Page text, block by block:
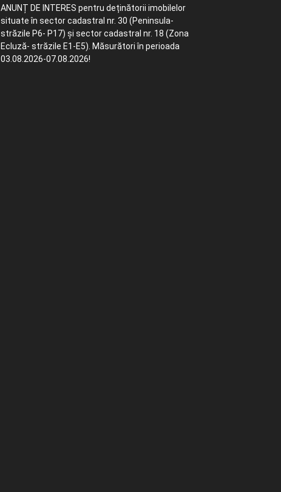
ANUNȚ DE INTERES pentru deținătorii imobilelor
situate în sector cadastral nr. 30 (Peninsula-
străzile P6- P17) și sector cadastral nr. 18 (Zona
Ecluză- străzile E1-E5). Măsurători în perioada
03.08.2026-07.08.2026!